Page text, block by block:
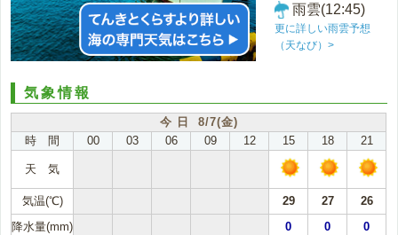
雨雲(12:45)
更に詳しい雨雲予想
（天なび）>
気象情報
今 日 8/7(金)
時 間
00 03 06 09 12 15 18 21
天 気
気温(℃) 29 27
26
降水量(mm)
0 0 0